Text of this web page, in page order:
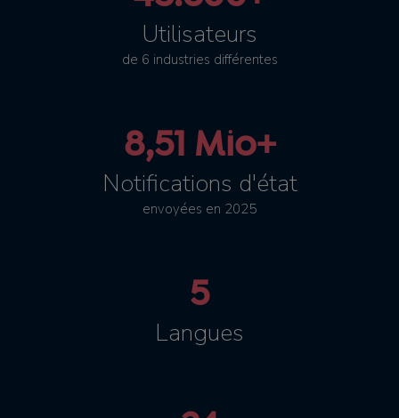
Utilisateurs
de 6 industries différentes
8,51 Mio+
Notifications d'état
envoyées en 2025
5
Langues